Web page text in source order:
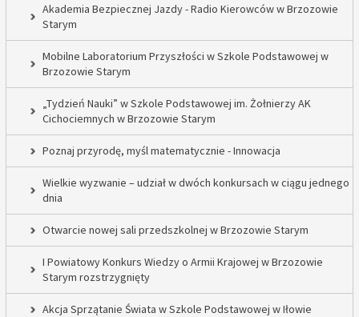
Akademia Bezpiecznej Jazdy - Radio Kierowców w Brzozowie
Starym
Mobilne Laboratorium Przyszłości w Szkole Podstawowej w
Brzozowie Starym
„Tydzień Nauki” w Szkole Podstawowej im. Żołnierzy AK
Cichociemnych w Brzozowie Starym
Poznaj przyrodę, myśl matematycznie - Innowacja
Wielkie wyzwanie – udział w dwóch konkursach w ciągu jednego
dnia
Otwarcie nowej sali przedszkolnej w Brzozowie Starym
I Powiatowy Konkurs Wiedzy o Armii Krajowej w Brzozowie
Starym rozstrzygnięty
Akcja Sprzątanie Świata w Szkole Podstawowej w Iłowie